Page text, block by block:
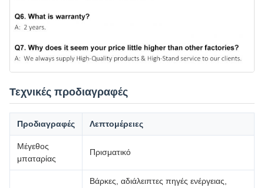
Τεχνικές προδιαγραφές
Προδιαγραφές Λεπτομέρειες
Μέγεθος
μπαταρίας
Πρισματικό
Βάρκες, αδιάλειπτες πηγές ενέργειας,